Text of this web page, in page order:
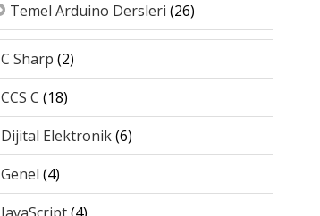
Temel Arduino Dersleri (26)
C Sharp (2)
CCS C (18)
Dijital Elektronik(6)
Genel (4)